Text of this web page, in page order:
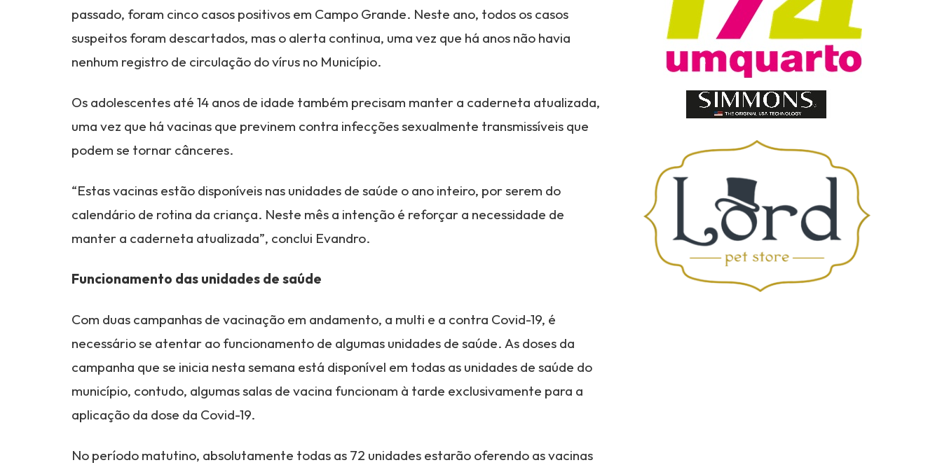
passado, foram cinco casos positivos em Campo Grande. Neste ano, todos os casos
suspeitos foram descartados, mas o alerta continua, uma vez que há anos não havia
nenhum registro de circulação do vírus no Município.
Os adolescentes até 14 anos de idade também precisam manter a caderneta atualizada,
uma vez que há vacinas que previnem contra infecções sexualmente transmissíveis que
podem se tornar cânceres.
“Estas vacinas estão disponíveis nas unidades de saúde o ano inteiro, por serem do
calendário de rotina da criança. Neste mês a intenção é reforçar a necessidade de
manter a caderneta atualizada”, conclui Evandro.
Funcionamento das unidades de saúde
Com duas campanhas de vacinação em andamento, a multi e a contra Covid-19, é
necessário se atentar ao funcionamento de algumas unidades de saúde. As doses da
campanha que se inicia nesta semana está disponível em todas as unidades de saúde do
município, contudo, algumas salas de vacina funcionam à tarde exclusivamente para a
aplicação da dose da Covid-19.
No período matutino, absolutamente todas as 72 unidades estarão oferendo as vacinas